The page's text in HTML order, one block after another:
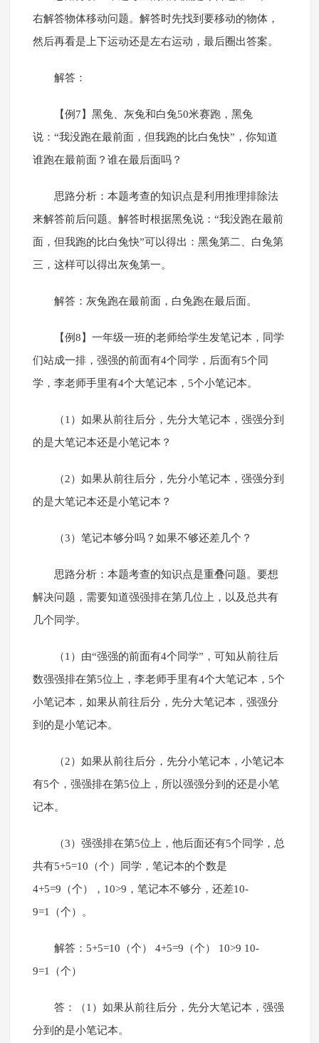
右解答物体移动问题。解答时先找到要移动的物体，
然后再看是上下运动还是左右运动，最后圈出答案。
解答：
【例7】黑兔、灰兔和白兔50米赛跑，黑兔
说：“我没跑在最前面，但我跑的比白兔快”，你知道
谁跑在最前面？谁在最后面吗？
思路分析：本题考查的知识点是利用推理排除法
来解答前后问题。解答时根据黑兔说：“我没跑在最前
面，但我跑的比白兔快”可以得出：黑兔第二、白兔第
三，这样可以得出灰兔第一。
解答：灰兔跑在最前面，白兔跑在最后面。
【例8】一年级一班的老师给学生发笔记本，同学
们站成一排，强强的前面有4个同学，后面有5个同
学，李老师手里有4个大笔记本，5个小笔记本。
（1）如果从前往后分，先分大笔记本，强强分到
的是大笔记本还是小笔记本？
（2）如果从前往后分，先分小笔记本，强强分到
的是大笔记本还是小笔记本？
（3）笔记本够分吗？如果不够还差几个？
思路分析：本题考查的知识点是重叠问题。要想
解决问题，需要知道强强排在第几位上，以及总共有
几个同学。
（1）由“强强的前面有4个同学”，可知从前往后
数强强排在第5位上，李老师手里有4个大笔记本，5个
小笔记本，如果从前往后分，先分大笔记本，强强分
到的是小笔记本。
（2）如果从前往后分，先分小笔记本，小笔记本
有5个，强强排在第5位上，所以强强分到的还是小笔
记本。
（3）强强排在第5位上，他后面还有5个同学，总
共有5+5=10（个）同学，笔记本的个数是
4+5=9（个），10>9，笔记本不够分，还差10-
9=1（个）。
解答：5+5=10（个） 4+5=9（个） 10>9 10-
9=1（个）
答：（1）如果从前往后分，先分大笔记本，强强
分到的是小笔记本。